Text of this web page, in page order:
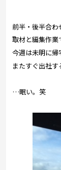
前半・後半合わ
取材と編集作業
今週は未明に帰
またすぐ出社
…眠い。笑